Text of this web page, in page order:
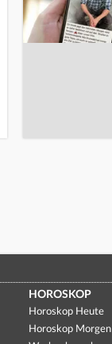
HOROSKOP
Horoskop Heute
Horoskop Morgen